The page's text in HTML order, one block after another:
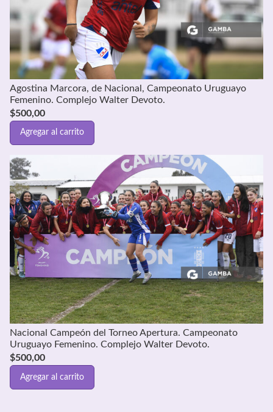
Agostina Marcora, de Nacional, Campeonato Uruguayo
Femenino. Complejo Walter Devoto.
$500,00
Agregar al carrito
Nacional Campeón del Torneo Apertura. Campeonato
Uruguayo Femenino. Complejo Walter Devoto.
$500,00
Agregar al carrito